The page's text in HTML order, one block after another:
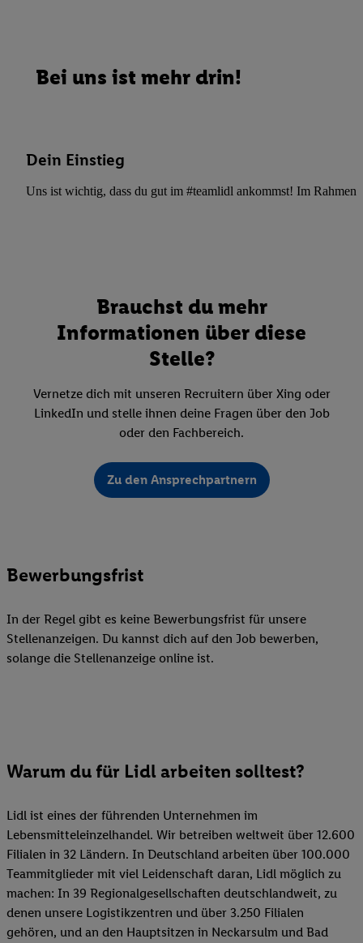
Bei uns ist mehr drin!
Dein Einstieg
Uns ist wichtig, dass du gut im #teamlidl ankommst! Im Rahmen
Brauchst du mehr
Informationen über diese
Stelle?
Vernetze dich mit unseren Recruitern über Xing oder
LinkedIn und stelle ihnen deine Fragen über den Job
oder den Fachbereich.
Zu den Ansprechpartnern
Bewerbungsfrist
In der Regel gibt es keine Bewerbungsfrist für unsere
Stellenanzeigen. Du kannst dich auf den Job bewerben,
solange die Stellenanzeige online ist.
Warum du für Lidl arbeiten solltest?
Lidl ist eines der führenden Unternehmen im
Lebensmitteleinzelhandel. Wir betreiben weltweit über 12.600
Filialen in 32 Ländern. In Deutschland arbeiten über 100.000
Teammitglieder mit viel Leidenschaft daran, Lidl möglich zu
machen: In 39 Regionalgesellschaften deutschlandweit, zu
denen unsere Logistikzentren und über 3.250 Filialen
gehören, und an den Hauptsitzen in Neckarsulm und Bad